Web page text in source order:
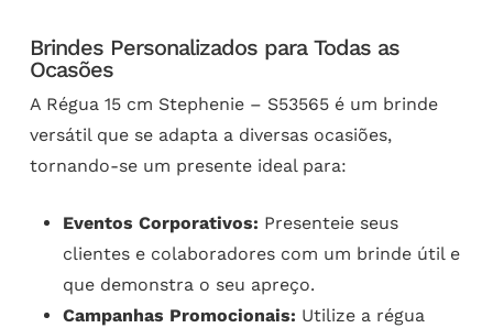
Brindes Personalizados para Todas as
Ocasões
A Régua 15 cm Stephenie – S53565 é um brinde
versátil que se adapta a diversas ocasiões,
tornando-se um presente ideal para:
Eventos Corporativos: Presenteie seus
clientes e colaboradores com um brinde útil e
que demonstra o seu apreço.
Campanhas Promocionais: Utilize a régua